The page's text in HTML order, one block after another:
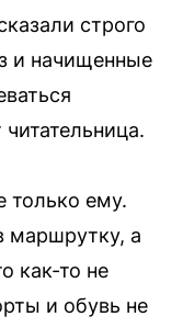
строго
и начищенные
только ему.
маршрутку, а
как-то не
и обувь не